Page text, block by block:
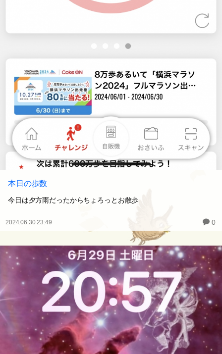
本日の歩数
今日は夕方雨だったからちょろっとお散歩
2024.06.30 23:49 0